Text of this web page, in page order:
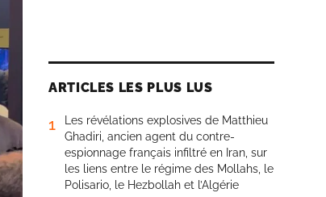
ARTICLES LES PLUS LUS
1
Les révélations explosives de Matthieu
Ghadiri, ancien agent du contre-
espionnage français infiltré en Iran, sur
les liens entre le régime des Mollahs, le
Polisario, le Hezbollah et l’Algérie